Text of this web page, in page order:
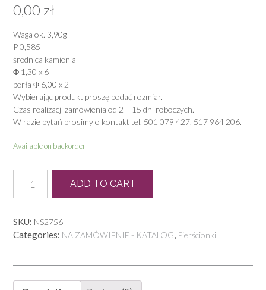
0,00 zł
Waga ok. 3,90g
P 0,585
średnica kamienia
Φ 1,30 x 6
perła Φ 6,00 x 2
Wybierając produkt proszę podać rozmiar.
Czas realizacji zamówienia od 2 – 15 dni roboczych.
W razie pytań prosimy o kontakt tel. 501 079 427, 517 964 206.
Available on backorder
0958
quantity
ADD TO CART
SKU: NS2756
Categories: NA ZAMÓWIENIE - KATALOG, Pierścionki